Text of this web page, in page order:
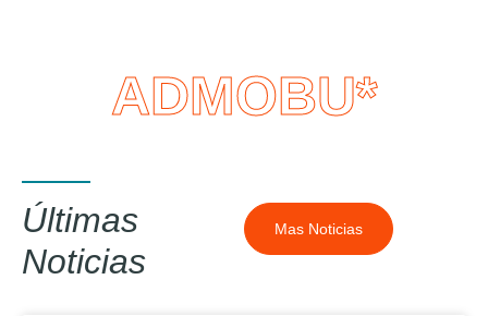
ADMOBU*
Últimas
Noticias
Mas Noticias